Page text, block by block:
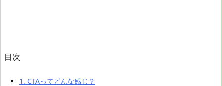
目次
1. CTAってどんな感じ？